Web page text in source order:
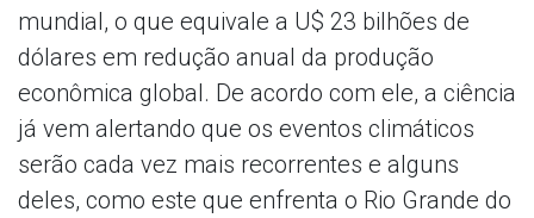
mundial, o que equivale a U$ 23 bilhões de
dólares em redução anual da produção
econômica global. De acordo com ele, a ciência
já vem alertando que os eventos climáticos
serão cada vez mais recorrentes e alguns
deles, como este que enfrenta o Rio Grande do